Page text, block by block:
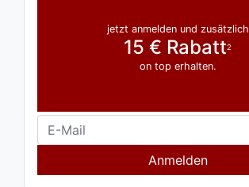
jetzt anmelden und zusätzlich
15 € Rabatt2
on top erhalten.
Anmelden